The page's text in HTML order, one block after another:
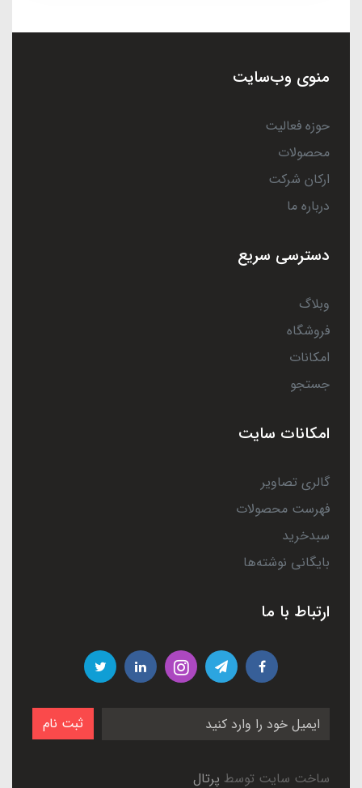
منوی وب‌سایت
حوزه فعالیت
محصولات
ارکان شرکت
درباره ما
دسترسی سریع
وبلاگ
فروشگاه
امکانات
جستجو
امکانات سایت
گالری تصاویر
فهرست محصولات
سبدخرید
بایگانی نوشته‌ها
ارتباط با ما
ثبت نام
ساخت سایت توسط پرتال